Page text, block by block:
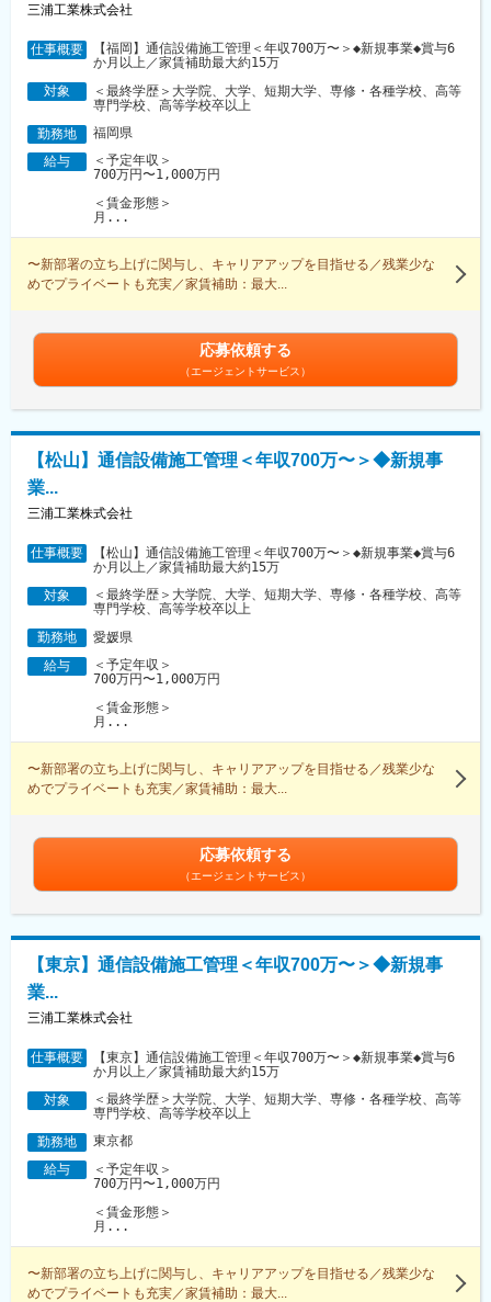
三浦工業株式会社
仕事概要
【福岡】通信設備施工管理＜年収700万〜＞◆新規事業◆賞与6
か月以上／家賃補助最大約15万
対象
＜最終学歴＞大学院、大学、短期大学、専修・各種学校、高等
専門学校、高等学校卒以上
勤務地
福岡県
給与
＜予定年収＞
700万円〜1,000万円
＜賃金形態＞
月...
〜新部署の立ち上げに関与し、キャリアアップを目指せる／残業少な
めでプライベートも充実／家賃補助：最大...
応募依頼する
（エージェントサービス）
【松山】通信設備施工管理＜年収700万〜＞◆新規事
業...
三浦工業株式会社
仕事概要
【松山】通信設備施工管理＜年収700万〜＞◆新規事業◆賞与6
か月以上／家賃補助最大約15万
対象
＜最終学歴＞大学院、大学、短期大学、専修・各種学校、高等
専門学校、高等学校卒以上
勤務地
愛媛県
給与
＜予定年収＞
700万円〜1,000万円
＜賃金形態＞
月...
〜新部署の立ち上げに関与し、キャリアアップを目指せる／残業少な
めでプライベートも充実／家賃補助：最大...
応募依頼する
（エージェントサービス）
【東京】通信設備施工管理＜年収700万〜＞◆新規事
業...
三浦工業株式会社
仕事概要
【東京】通信設備施工管理＜年収700万〜＞◆新規事業◆賞与6
か月以上／家賃補助最大約15万
対象
＜最終学歴＞大学院、大学、短期大学、専修・各種学校、高等
専門学校、高等学校卒以上
勤務地
東京都
給与
＜予定年収＞
700万円〜1,000万円
＜賃金形態＞
月...
〜新部署の立ち上げに関与し、キャリアアップを目指せる／残業少な
めでプライベートも充実／家賃補助：最大...